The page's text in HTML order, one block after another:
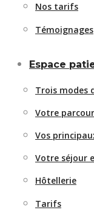
Nos tarifs
Témoignages
Espace
Trois modes
Votre
Vos
Votre séjour
Hôtellerie
Tarifs